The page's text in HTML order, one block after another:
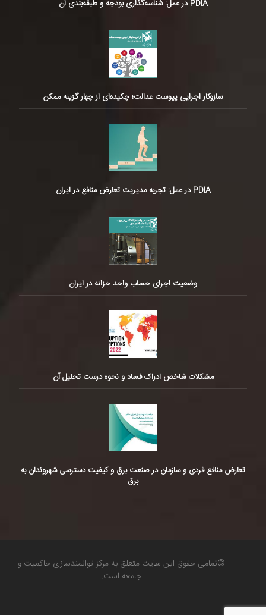
PDIA در عمل: شناسه‌گذاری بودجه و طبقه‌بندی آن
سازوکار اجرایی پیوست عدالت؛ چکیده‌ای از چهار گزینه ممکن
PDIA در عمل: تجربه مدیریت تعارض منافع در ایران
وضعیت اجرای حساب واحد خزانه در ایران
مشکلات شاخص ادراک فساد و نحوه درست تحلیل آن
تعارض منافع فردی و سازمان در صنعت برق و کیفیت دسترسی شهروندان به
برق
©تمامی حقوق این سایت متعلق به مرکز توانمندسازی حاکمیت و
جامعه است.